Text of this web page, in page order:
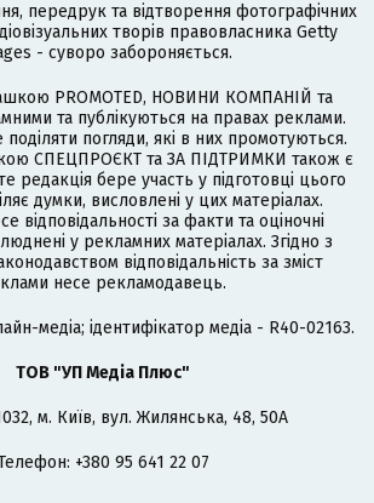
передрук та відтворення фотографічних
творів правовласника Getty
- суворо забороняється.
PROMOTED, НОВИНИ КОМПАНІЙ та
та публікуються на правах реклами.
погляди, які в них промотуються.
СПЕЦПРОЄКТ та ЗА ПІДТРИМКИ також є
редакція бере участь у підготовці цього
думки, висловлені у цих матеріалах.
відповідальності за факти та оціночні
у рекламних матеріалах. Згідно з
відповідальність за зміст
несе рекламодавець.
медіа; ідентифікатор медіа - R40-02163.
ТОВ "УП Медіа Плюс"
м. Київ, вул. Жилянська, 48, 50А
+380 95 641 22 07